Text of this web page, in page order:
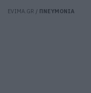
EVIMA.GR / ΠΝΕΥΜΟΝΙΑ